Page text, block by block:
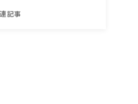
記事